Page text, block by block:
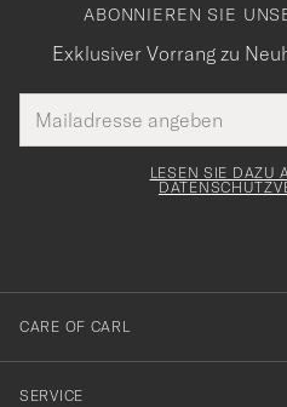
ABONNIEREN SIE
Exklusiver Vorrang zu
Mail
Adresse
Tack
för
dig
till
vårt
nyhetsbrev!
LESEN SIE DAZU
CARE OF CARL
SERVICE